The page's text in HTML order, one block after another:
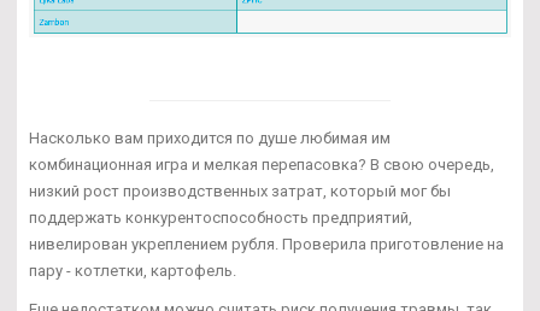
Насколько вам приходится по душе любимая им
комбинационная игра и мелкая перепасовка? В свою очередь,
низкий рост производственных затрат, который мог бы
поддержать конкурентоспособность предприятий,
нивелирован укреплением рубля. Проверила приготовление на
пару - котлетки, картофель.